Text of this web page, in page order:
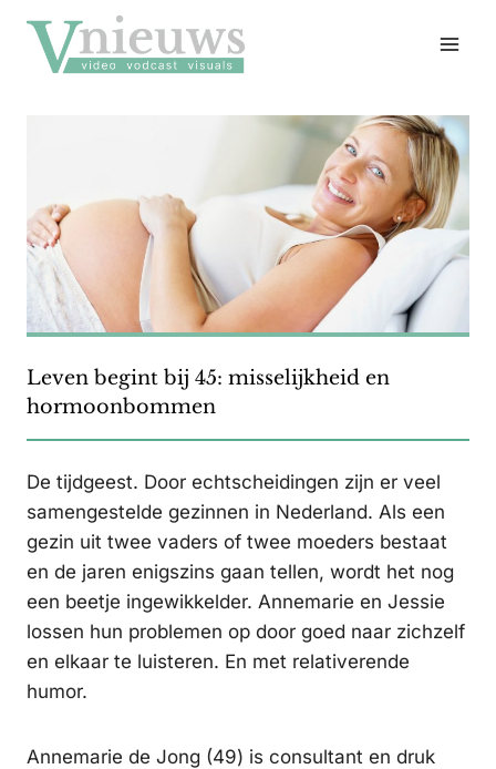
naar
inhoud
Leven begint bij 45: misselijkheid en
hormoonbommen
De tijdgeest. Door echtscheidingen zijn er veel
samengestelde gezinnen in Nederland. Als een
gezin uit twee vaders of twee moeders bestaat
en de jaren enigszins gaan tellen, wordt het nog
een beetje ingewikkelder. Annemarie en Jessie
lossen hun problemen op door goed naar zichzelf
en elkaar te luisteren. En met relativerende
humor.
Annemarie de Jong (49) is consultant en druk